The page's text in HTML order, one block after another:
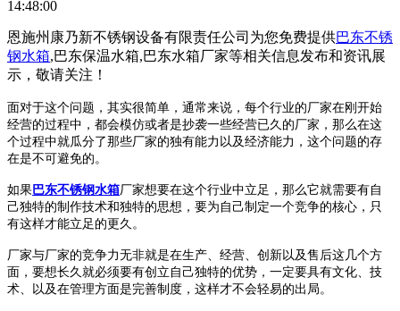
14:48:00
恩施州康乃新不锈钢设备有限责任公司为您免费提供巴东不锈
钢水箱,巴东保温水箱,巴东水箱厂家等相关信息发布和资讯展
示，敬请关注！
面对于这个问题，其实很简单，通常来说，每个行业的厂家在刚开始
经营的过程中，都会模仿或者是抄袭一些经营已久的厂家，那么在这
个过程中就瓜分了那些厂家的独有能力以及经济能力，这个问题的存
在是不可避免的。
如果 巴东不锈钢水箱厂家想要在这个行业中立足，那么它就需要有自
己独特的制作技术和独特的思想，要为自己制定一个竞争的核心，只
有这样才能立足的更久。
厂家与厂家的竞争力无非就是在生产、经营、创新以及售后这几个方
面，要想长久就必须要有创立自己独特的优势，一定要具有文化、技
术、以及在管理方面是完善制度，这样才不会轻易的出局。